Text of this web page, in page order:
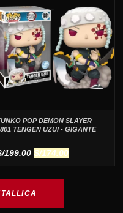
POP DEMON SLAYER
TENGEN UZUI - GIGANTE
199.00 El
original
era:
S/174.00El